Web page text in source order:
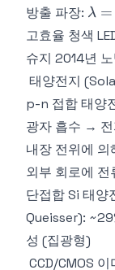
방출 파장:
=
hc/
λ =
고효율 청색
슈지 2014년
태양전지
p-n 접합 태양
광자 흡수 →
내장 전위에
외부 회로에 전
단접합 Si 태
Queisser):
성 (집광형)
CCD/CMOS